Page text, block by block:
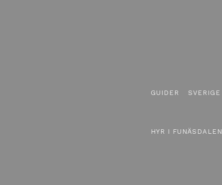
GUIDER SVERIGE
HYR I FUNÄSDALEN